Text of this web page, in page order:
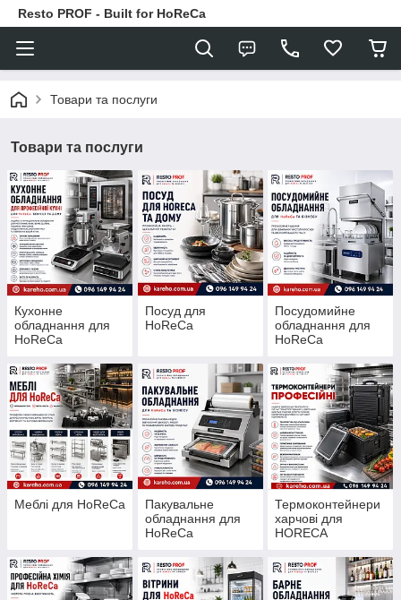
Resto PROF - Built for HoReCa
Товари та послуги
Товари та послуги
Кухонне
обладнання для
HoReCa
Посуд для
HoReCa
Посудомийне
обладнання для
HoReCa
Меблі для HoReCa
Пакувальне
обладнання для
HoReCa
Термоконтейнери
харчові для
HORECA